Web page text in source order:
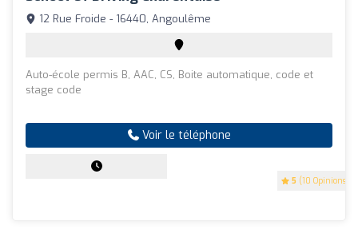
5 (10 Opinions)
12 Rue Froide - 16440, Angoulême
Auto-école permis B, AAC, CS, Boite automatique, code et
stage code
Voir le téléphone